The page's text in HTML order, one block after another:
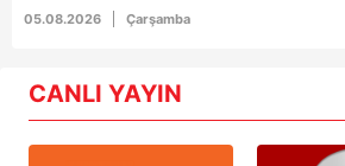
05.08.2026 Çarşamba
CANLI YAYIN